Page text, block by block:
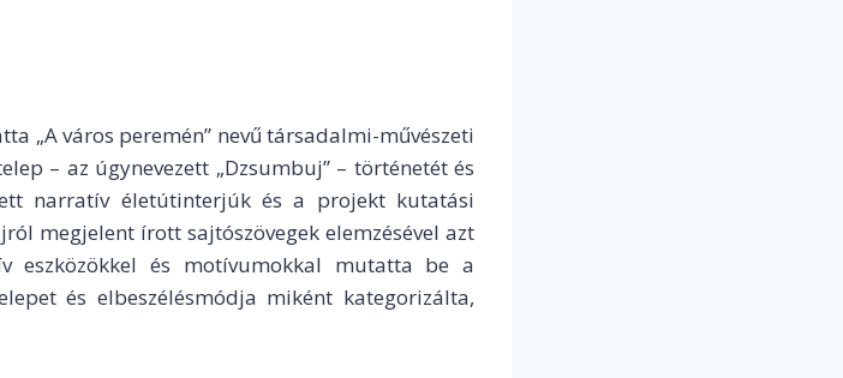
„A város peremén” nevű társadalmi-művészeti
– az úgynevezett „Dzsumbuj” – történetét és
narratív életútinterjúk és a projekt kutatási
megjelent írott sajtószövegek elemzésével azt
eszközökkel és motívumokkal mutatta be a
és elbeszélésmódja miként kategorizálta,